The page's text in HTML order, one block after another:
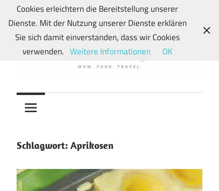
Zum
Inhalt
springen
wunschkindwege
Wunschkindern
und
Mein
Food-
Schlagwort: Aprikosen
Cookies erleichtern die Bereitstellung unserer
Dienste. Mit der Nutzung unserer Dienste erklären
Sie sich damit einverstanden, dass wir Cookies
verwenden. Weitere Informationen OK